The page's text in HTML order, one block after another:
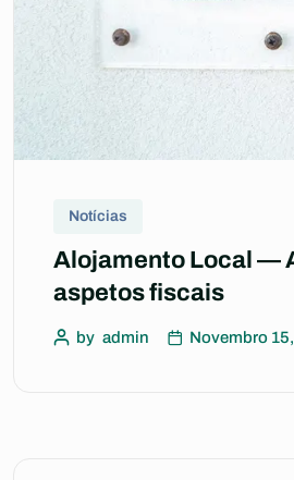
Notícias
Alojamento Local —
aspetos fiscais
by admin Novembro